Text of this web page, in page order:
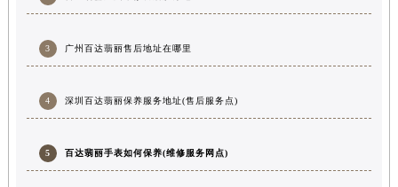
3 广州百达翡丽售后地址在哪里
4 深圳百达翡丽保养服务地址(售后服务点)
5 百达翡丽手表如何保养(维修服务网点)